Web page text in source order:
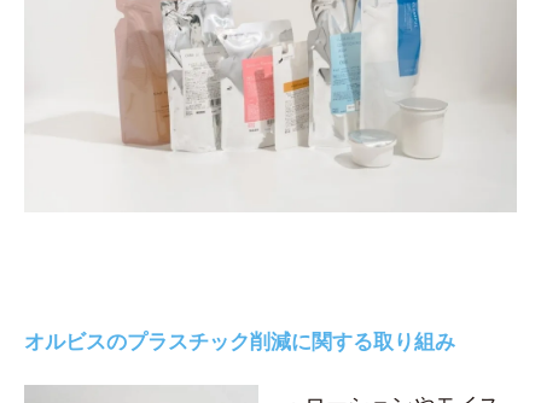
オルビスのプラスチック削減に関する取り組み